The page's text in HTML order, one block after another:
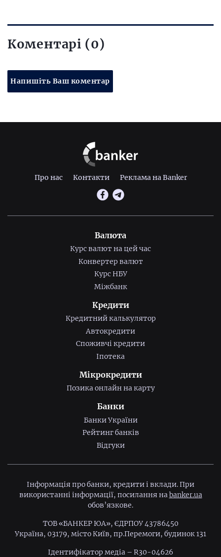
Коментарі (0)
Напишіть Ваш коментар
Про нас Контакти Реклама на Banker
Валюта
Курс валют на цей час
Конвертер валют
Курс НБУ
Міжбанк
Кредити
Кредитний калькулятор
Автокредити
Споживчі кредити
Іпотека
Мікрокредити
Позика онлайн на карту
Банки
Банки України
Рейтинг банків
Відгуки
Інформація про банки, кредити і вклади. При
використанні інформації, посилання наbanker.ua
обов’язкове.
ТОВ «БАНКЕР ЮА», ЄДРПОУ 43786450
Україна, 03179, місто Київ, пр.Перемоги, будинок 131
Ідентифiкатор медiа – R30-04626